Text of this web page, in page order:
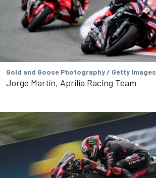
Gold and Goose Photography / Getty Images
Jorge Martín, Aprilia Racing Team